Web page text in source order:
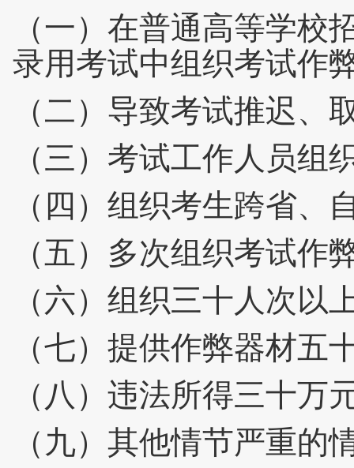
（一）在普通高等学
录用考试中组织考试作
（二）导致考试推迟、
（三）考试工作人员组
（四）组织考生跨省、
（五）多次组织考试作
（六）组织三十人次以
（七）提供作弊器材五
（八）违法所得三十万
（九）其他情节严重的